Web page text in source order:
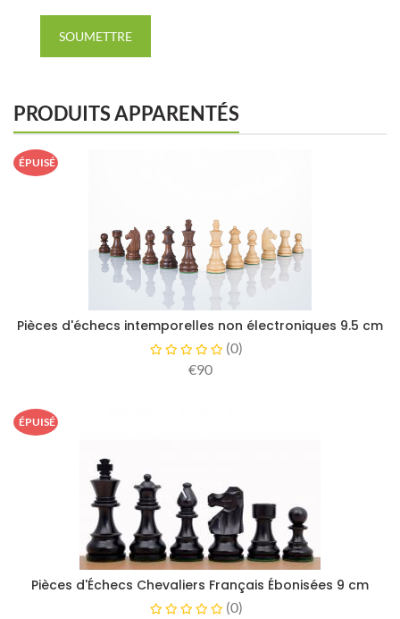
SOUMETTRE
PRODUITS APPARENTÉS
ÉPUISÉ
Pièces d'échecs intemporelles non électroniques 9.5 cm
(0)
€90
ÉPUISÉ
Pièces d'Échecs Chevaliers Français Ébonisées 9 cm
(0)